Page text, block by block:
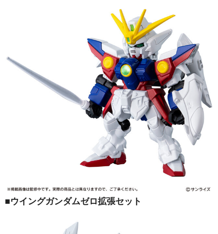
■ウイングガンダムゼロ拡張セット